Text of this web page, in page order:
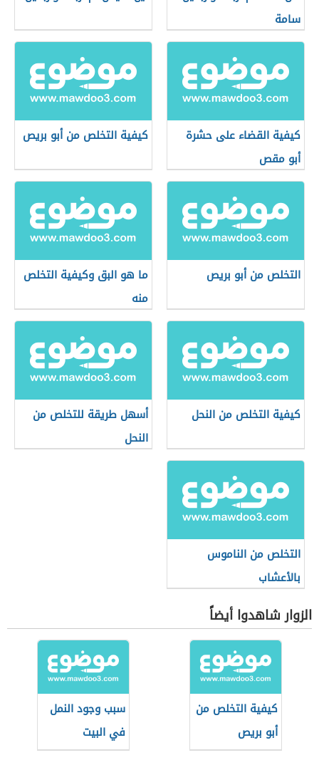
سامة
كيفية القضاء على حشرة
أبو مقص
كيفية التخلص من أبو بريص
التخلص من أبو بريص
ما هو البق وكيفية التخلص
منه
كيفية التخلص من النحل
أسهل طريقة للتخلص من
النحل
التخلص من الناموس
بالأعشاب
الزوار شاهدوا أيضاً
كيفية التخلص من
أبو بريص
سبب وجود النمل
في البيت